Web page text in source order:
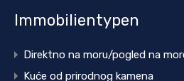
Immobilientypen
Direktno na moru/pogled na
Kuće od prirodnog kamena